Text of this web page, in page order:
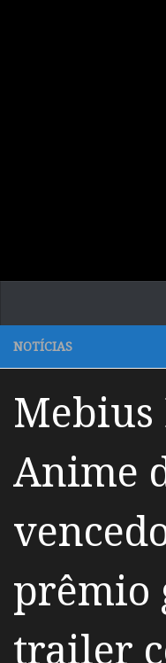
NOTÍCIAS
Mebius
Anime
prêmio
trailer